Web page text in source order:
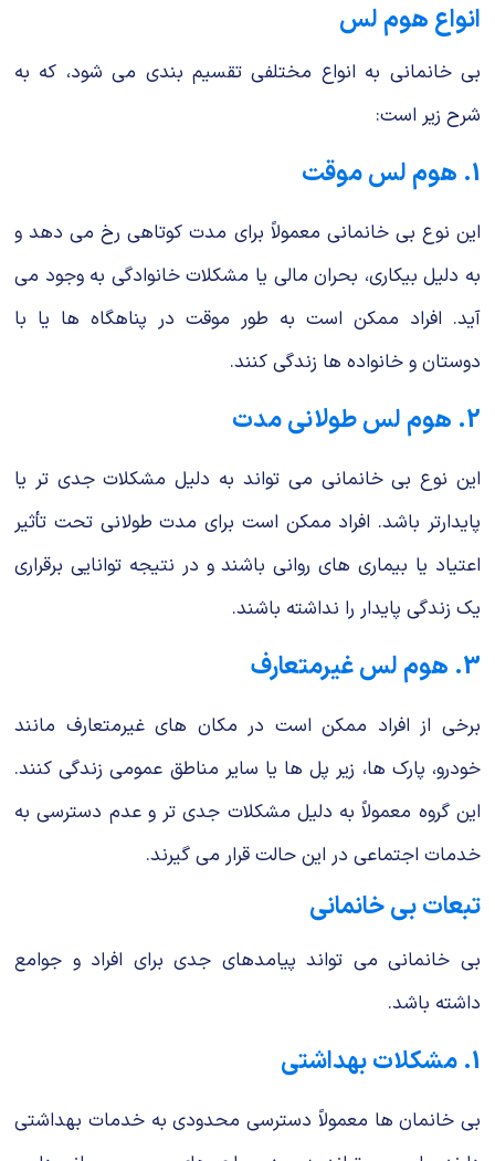
انواع هوم لس
بی خانمانی به انواع مختلفی تقسیم بندی می شود، که به
شرح زیر است:
1. هوم لس موقت
این نوع بی خانمانی معمولاً برای مدت کوتاهی رخ می دهد و
به دلیل بیکاری، بحران مالی یا مشکلات خانوادگی به وجود می
آید. افراد ممکن است به طور موقت در پناهگاه ها یا با
دوستان و خانواده ها زندگی کنند.
2. هوم لس طولانی مدت
این نوع بی خانمانی می تواند به دلیل مشکلات جدی تر یا
پایدارتر باشد. افراد ممکن است برای مدت طولانی تحت تأثیر
اعتیاد یا بیماری های روانی باشند و در نتیجه توانایی برقراری
یک زندگی پایدار را نداشته باشند.
3. هوم لس غیرمتعارف
برخی از افراد ممکن است در مکان های غیرمتعارف مانند
خودرو، پارک ها، زیر پل ها یا سایر مناطق عمومی زندگی کنند.
این گروه معمولاً به دلیل مشکلات جدی تر و عدم دسترسی به
خدمات اجتماعی در این حالت قرار می گیرند.
تبعات بی خانمانی
بی خانمانی می تواند پیامدهای جدی برای افراد و جوامع
داشته باشد.
1. مشکلات بهداشتی
بی خانمان ها معمولاً دسترسی محدودی به خدمات بهداشتی